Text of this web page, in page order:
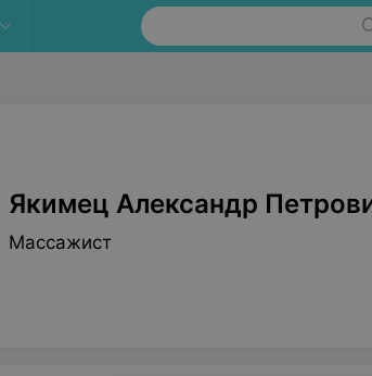
Якимец Александр
Массажист